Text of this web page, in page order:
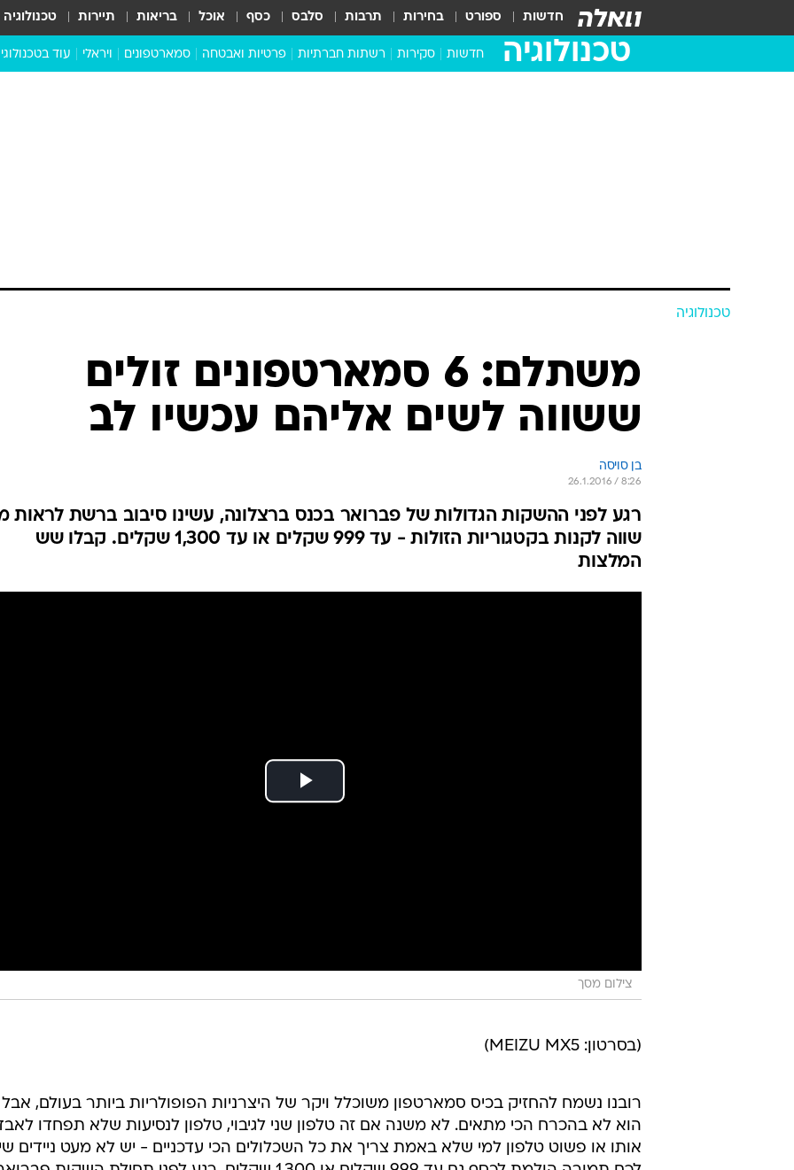
חדשות ספורט בחירות תרבות סלבס כסף אוכל בריאות תיירות טכנולוגיה
טכנולוגיה חדשות סקירות רשתות חברתיות פרטיות ואבטחה סמארטפונים ויראלי עוד
טכנולוגיה
משתלם: 6 סמארטפונים זולים
ששווה לשים אליהם עכשיו לב
בן סויסה
26.1.2016 / 8:26
רגע לפני ההשקות הגדולות של פברואר בכנס ברצלונה, עשינו סיבוב ברשת לראות
שווה לקנות בקטגוריות הזולות - עד 999 שקלים או עד 1,300 שקלים. קבלו שש
המלצות
צילום מסך
(בסרטון: MEIZU MX5)
רובנו נשמח להחזיק בכיס סמארטפון משוכלל ויקר של היצרניות הפופולריות ביותר בעולם,
הוא לא בהכרח הכי מתאים. לא משנה אם זה טלפון שני לגיבוי, טלפון לנסיעות שלא תפחדו
אותו או פשוט טלפון למי שלא באמת צריך את כל השכלולים הכי עדכניים - יש לא מעט ניידים